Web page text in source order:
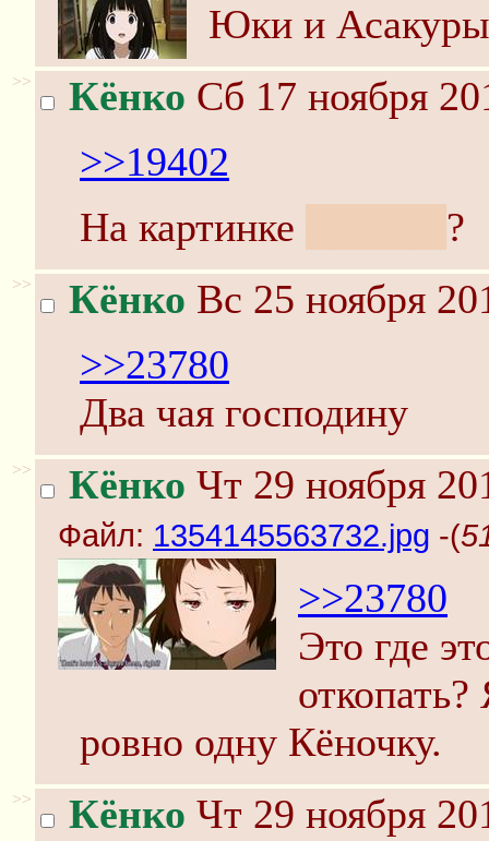
Юки и
>> Кёнко Сб 17 ноября
>>19402
На картинке
?
>> Кёнко Вс 25 ноября
>>23780
Два чая господину
>> Кёнко Чт 29 ноября
Файл: 1354145563732.jpg -(
>>23780
Это где
ровно одну Кёночку.
>> Кёнко Чт 29 ноября